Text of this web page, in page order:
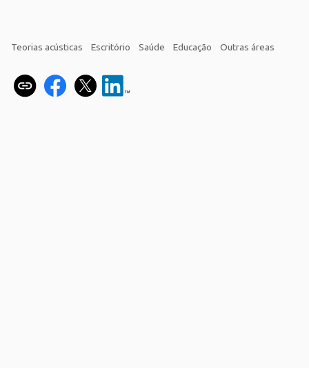
Teorias acústicas Escritório Saúde Educação Outras áreas